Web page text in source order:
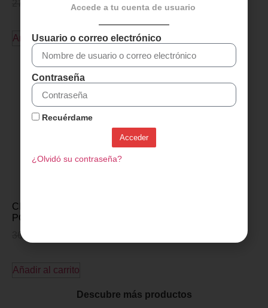
€
Añadir al carrito
Añadir al carrito
CINTA MANILLAR FSA
POWER TOUCH – Rojo
36,00
Añadir al carrito
Descubre más productos
Accede a tu cuenta de usuario
Usuario o correo electrónico
Contraseña
Recuérdame
Acceder
¿Olvidó su contraseña?